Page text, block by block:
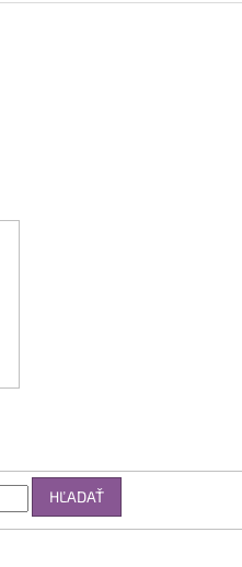
HĽADAŤ